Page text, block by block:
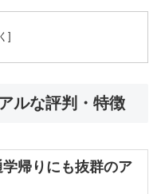
ルな評判・特徴
帰りにも抜群のア